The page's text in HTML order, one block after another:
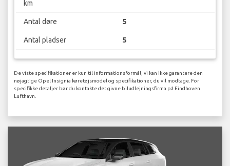
km
Antal døre 5
Antal pladser 5
De viste specifikationer er kun til informationsformål, vi kan ikke garantere den
nøjagtige Opel Insignia køretøjsmodel og specifikationer, du vil modtage. For
specifikke detaljer bør du kontakte det givne biludlejningsfirma på Eindhoven
Lufthavn.